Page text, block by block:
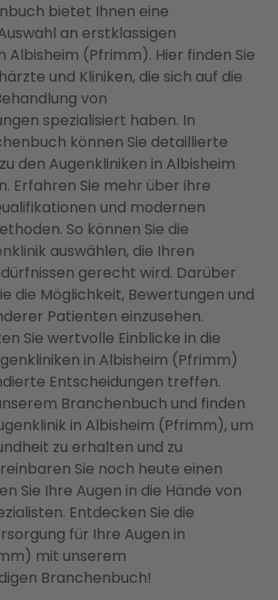
bietet Ihnen eine
an erstklassigen
Albisheim (Pfrimm). Hier finden Sie
und Kliniken, die sich auf die
von
spezialisiert haben. In
können Sie detaillierte
den Augenkliniken in Albisheim
Erfahren Sie mehr über ihre
und modernen
So können Sie die
auswählen, die Ihren
gerecht wird. Darüber
die Möglichkeit, Bewertungen und
Patienten einzusehen.
Sie wertvolle Einblicke in die
in Albisheim (Pfrimm)
Entscheidungen treffen.
Branchenbuch und finden
in Albisheim (Pfrimm), um
zu erhalten und zu
Sie noch heute einen
Sie Ihre Augen in die Hände von
Entdecken Sie die
für Ihre Augen in
mit unserem
Branchenbuch!